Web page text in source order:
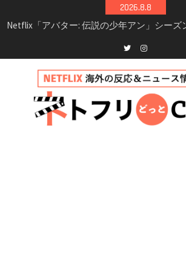
to
2026.8.8
シーズン3最新情報
Netflix映画「ボイスメールで恋をして」キ
イッチ主演ロマコメ
新決定！2027年撮影開始へ
兄弟大騒動のコメディ映画「リトル・ブラザ
ー」がNetflixで配信！─キャスト・あらす
見どころまとめ
Twitter